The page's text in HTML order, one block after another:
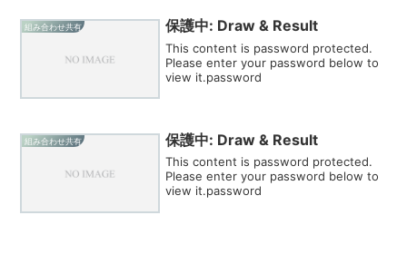
組み合わせ共有 保護中: Draw & Result
This content is password protected.
Please enter your password below to
view it.password
組み合わせ共有 保護中: Draw & Result
This content is password protected.
Please enter your password below to
view it.password